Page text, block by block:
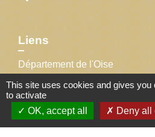
Liens
Département de l'Oise
Préfecture de l'Oise
Région Hauts-de-France
This site uses cookies and gives you
to activate
OK, accept all
Deny all